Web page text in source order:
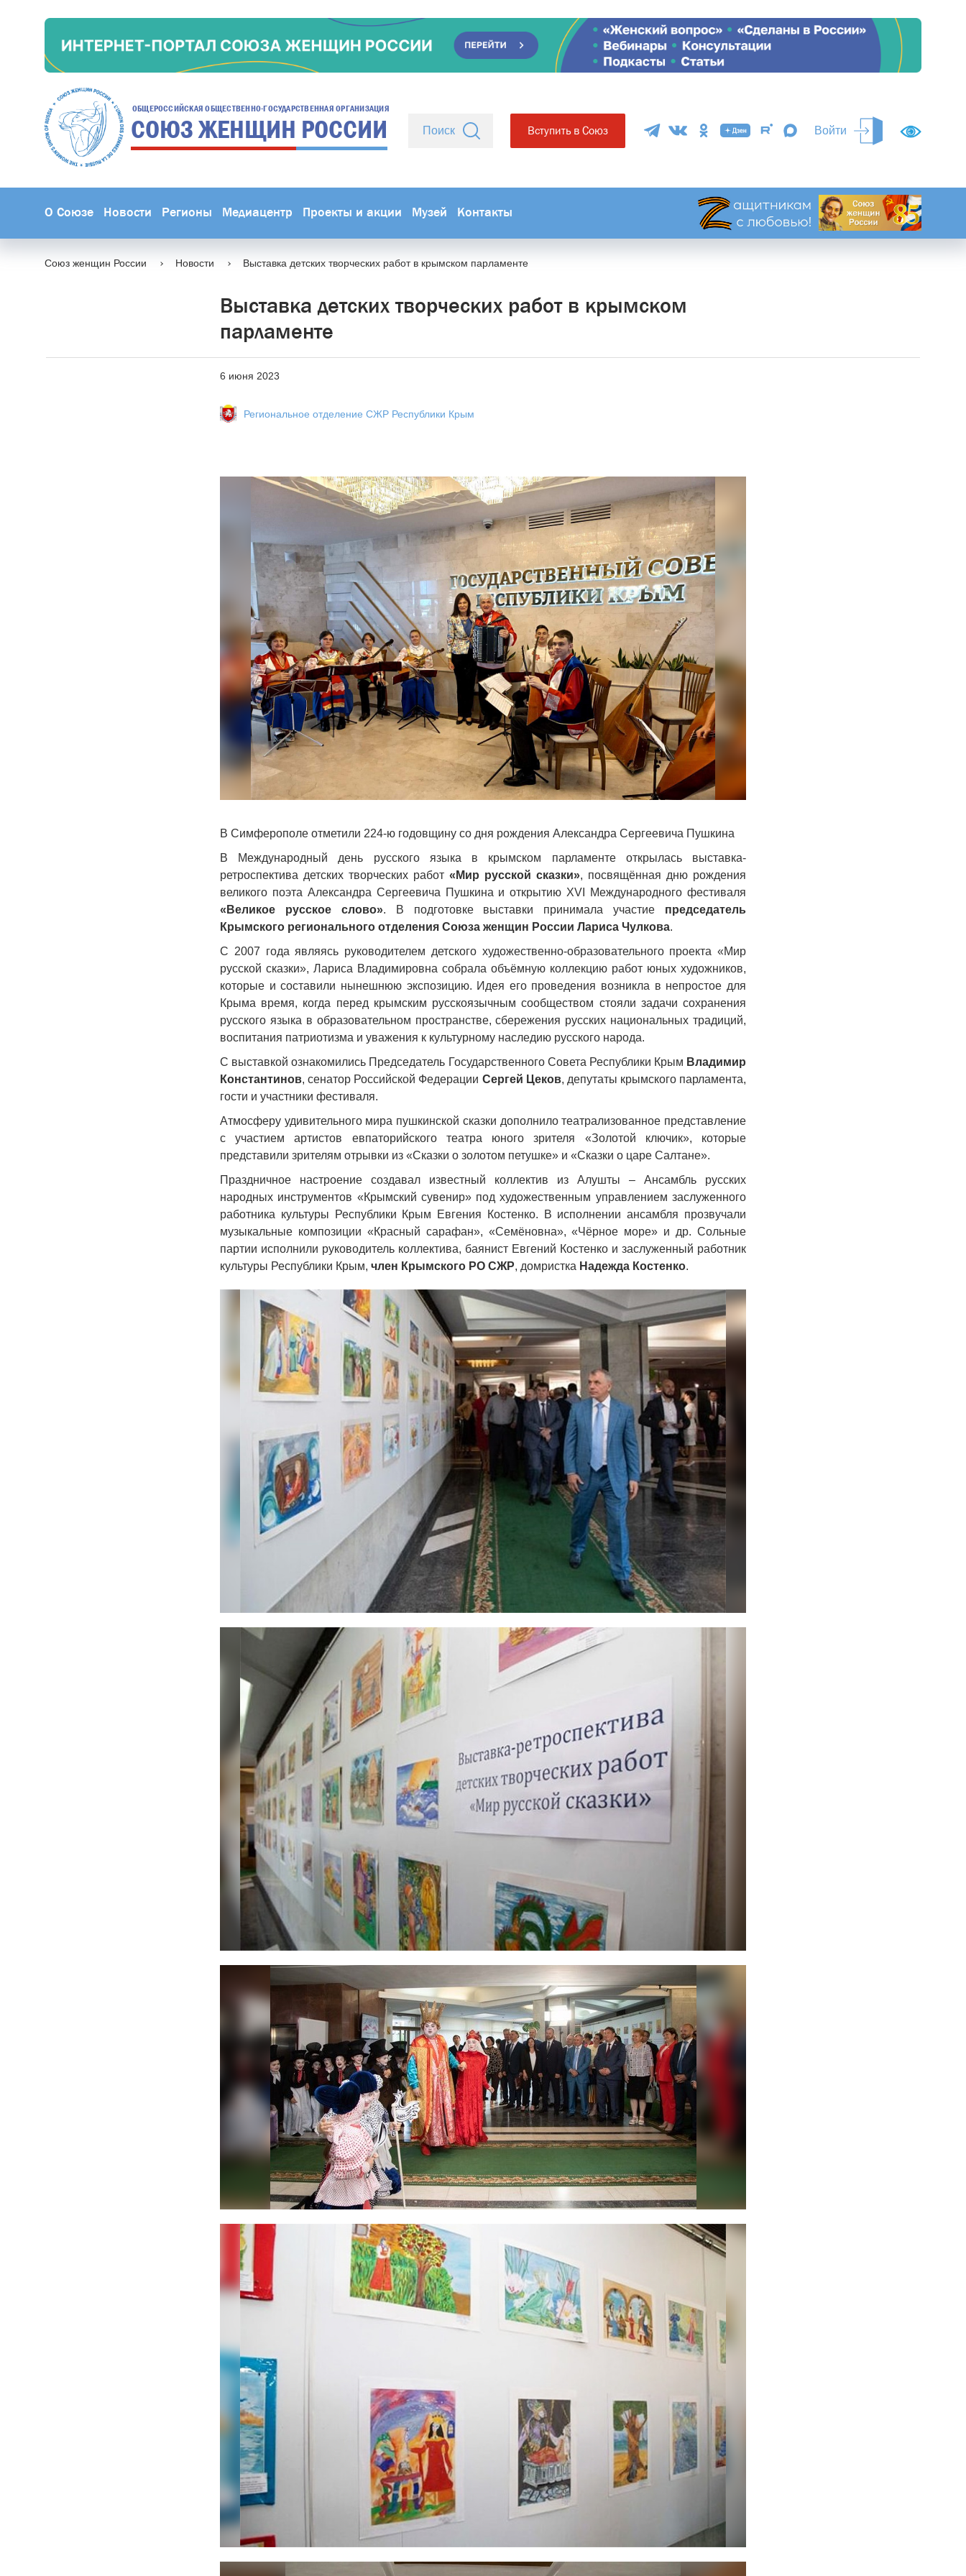
ОБЩЕРОССИЙСКАЯ ОБЩЕСТВЕННО-ГОСУДАРСТВЕННАЯ ОРГАНИЗАЦИЯ
СОЮЗ ЖЕНЩИН РОССИИ Вступить в Союз Войти
О Союзе Новости Регионы Медиацентр Проекты и акции Музей Контакты
Союз женщин России Новости Выставка детских творческих работ в крымском парламенте
Выставка детских творческих работ в крымском
парламенте
6 июня 2023
Региональное отделение СЖР Республики Крым
В Симферополе отметили 224-ю годовщину со дня рождения Александра Сергеевича Пушкина
В Международный день русского языка в крымском парламенте открылась выставка-
ретроспектива детских творческих работ «Мир русской сказки», посвящённая дню рождения
великого поэта Александра Сергеевича Пушкина и открытию XVI Международного фестиваля
«Великое русское слово». В подготовке выставки принимала участие председатель
Крымского регионального отделения Союза женщин России Лариса Чулкова.
С 2007 года являясь руководителем детского художественно-образовательного проекта «Мир
русской сказки», Лариса Владимировна собрала объёмную коллекцию работ юных художников,
которые и составили нынешнюю экспозицию. Идея его проведения возникла в непростое для
Крыма время, когда перед крымским русскоязычным сообществом стояли задачи сохранения
русского языка в образовательном пространстве, сбережения русских национальных традиций,
воспитания патриотизма и уважения к культурному наследию русского народа.
С выставкой ознакомились Председатель Государственного Совета Республики Крым Владимир
Константинов, сенатор Российской Федерации Сергей Цеков, депутаты крымского парламента,
гости и участники фестиваля.
Атмосферу удивительного мира пушкинской сказки дополнило театрализованное представление
с участием артистов евпаторийского театра юного зрителя «Золотой ключик», которые
представили зрителям отрывки из «Сказки о золотом петушке» и «Сказки о царе Салтане».
Праздничное настроение создавал известный коллектив из Алушты – Ансамбль русских
народных инструментов «Крымский сувенир» под художественным управлением заслуженного
работника культуры Республики Крым Евгения Костенко. В исполнении ансамбля прозвучали
музыкальные композиции «Красный сарафан», «Семёновна», «Чёрное море» и др. Сольные
партии исполнили руководитель коллектива, баянист Евгений Костенко и заслуженный работник
культуры Республики Крым, член Крымского РО СЖР, домристка Надежда Костенко.